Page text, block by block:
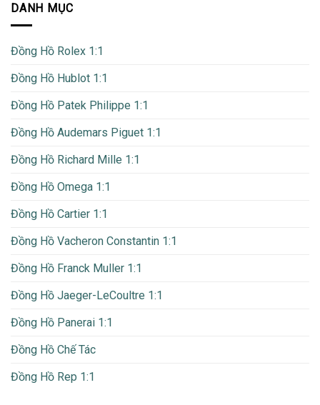
DANH MỤC
Đồng Hồ Rolex 1:1
Đồng Hồ Hublot 1:1
Đồng Hồ Patek Philippe 1:1
Đồng Hồ Audemars Piguet 1:1
Đồng Hồ Richard Mille 1:1
Đồng Hồ Omega 1:1
Đồng Hồ Cartier 1:1
Đồng Hồ Vacheron Constantin 1:1
Đồng Hồ Franck Muller 1:1
Đồng Hồ Jaeger-LeCoultre 1:1
Đồng Hồ Panerai 1:1
Đồng Hồ Chế Tác
Đồng Hồ Rep 1:1